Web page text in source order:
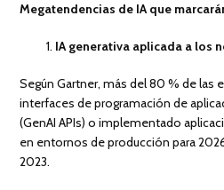
Megatendencias de IA que
IA generativa aplicada a los
Según Gartner, más del 80 % de las
interfaces de programación de
(GenAI APIs) o implementado
en entornos de producción para
2023.